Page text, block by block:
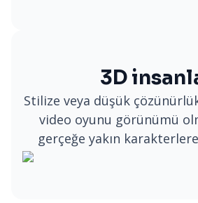
3D
Stilize veya düşük
video oyunu görünümü
gerçeğe yakın